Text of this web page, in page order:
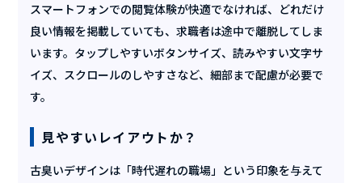
スマートフォンでの閲覧体験が快適でなければ、どれだけ
良い情報を掲載していても、求職者は途中で離脱してしま
います。タップしやすいボタンサイズ、読みやすい文字サ
イズ、スクロールのしやすさなど、細部まで配慮が必要で
す。
見やすいレイアウトか？
古臭いデザインは「時代遅れの職場」という印象を与えて